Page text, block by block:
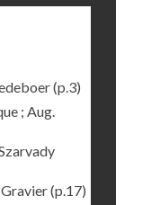
(p.3)
; Aug.
(p.17)